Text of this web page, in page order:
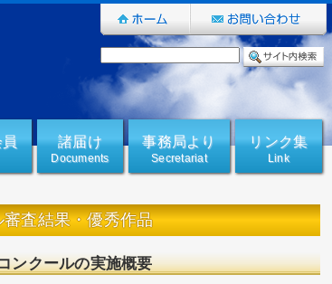
員 諸届け
documents
事務局より
secretariat
リンク集
link
査結果・優秀作品
ンクールの実施概要